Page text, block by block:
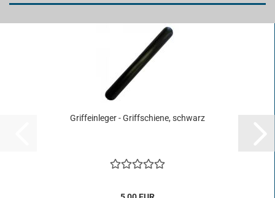
Griff­ein­le­ger - Griff­schie­ne, schwarz